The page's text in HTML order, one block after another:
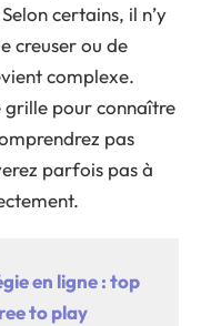
certains, il n’y
creuser ou de
complexe.
grille pour connaître
pas
parfois pas à
en ligne : top
to play